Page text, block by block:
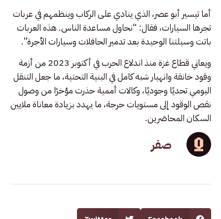
أما تيسير أبو عصر، الذي ينادي على الركاب وينظمهم في عربات
تجرها السيارات، فقال: “نحاول مساعدة الناس. هذه العربات
باتت وسيلتنا الوحيدة بعد تدمير الحافلات وسيارات الأجرة”.
ويعاني قطاع غزة منذ اندلاع الحرب في أكتوبر 2023 من أزمة
وقود خانقة وانهيار شبه كامل في البنية التحتية، ما جعل التنقل
اليومي تحديًا وجوديًا، وكالات أممية حذرت مؤخرًا من وصول
نقص الوقود إلى مستويات حرجة، ما يهدد بزيادة معاناة ملايين
السكان المحاصَرين.
صفر